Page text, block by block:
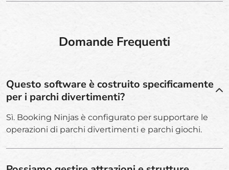
Domande Frequenti
Questo software è costruito specificamente
per i parchi divertimenti?
Sì. Booking Ninjas è configurato per supportare le
operazioni di parchi divertimenti e parchi giochi.